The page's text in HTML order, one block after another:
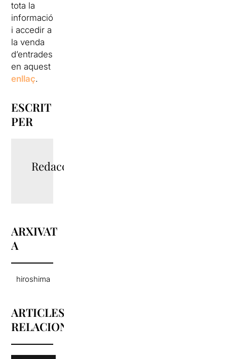
tota la
informació
i accedir a
la venda
d’entrades
en aquest
enllaç.
ESCRIT
PER
Redacció
ARXIVAT
A
hiroshima
ARTICLES
RELACIONATS